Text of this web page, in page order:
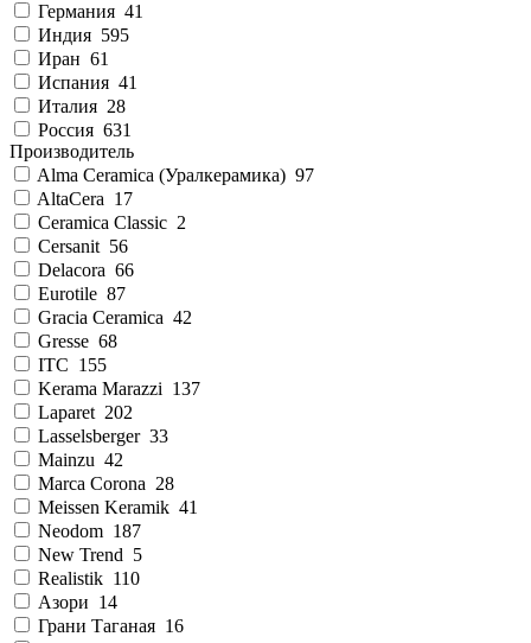
Германия 41
Индия 595
Иран 61
Испания 41
Италия 28
Россия 631
Производитель
Alma Ceramica (Уралкерамика) 97
AltaCera 17
Ceramica Classic 2
Cersanit 56
Delacora 66
Eurotile 87
Gracia Ceramica 42
Gresse 68
ITC 155
Kerama Marazzi 137
Laparet 202
Lasselsberger 33
Mainzu 42
Marca Corona 28
Meissen Keramik 41
Neodom 187
New Trend 5
Realistik 110
Азори 14
Грани Таганая 16